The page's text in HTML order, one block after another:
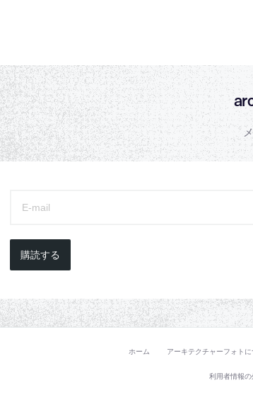
購読する
ホーム アーキテクチャーフォト
利用者情報